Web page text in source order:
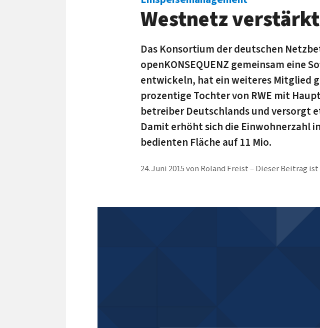
Westnetz verstärkt
Das Konsortium der deutschen
openKONSEQUENZ gemeinsam eine
entwickeln, hat ein weiteres Mitglied
prozentige Tochter von RWE mit
betreiber Deutschlands und versorgt
Damit erhöht sich die Einwohner­zahl
bedienten Fläche auf 11 Mio.
24. Juni 2015von Roland Freist Dieser Beitrag ist